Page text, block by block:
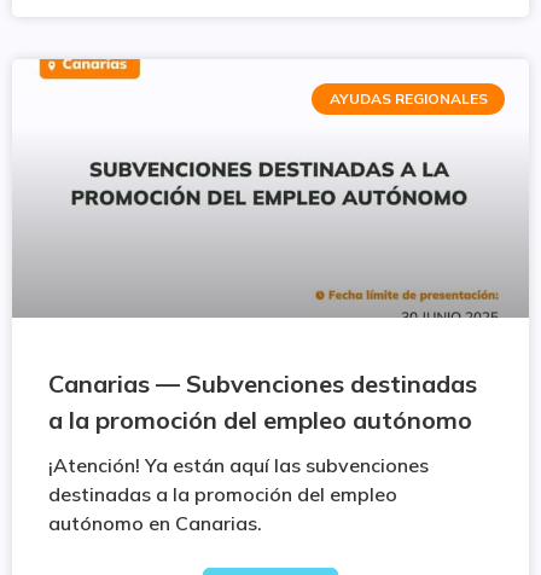
AYUDAS REGIONALES
Canarias — Subvenciones destinadas
a la promoción del empleo autónomo
¡Atención! Ya están aquí las subvenciones
destinadas a la promoción del empleo
autónomo en Canarias.